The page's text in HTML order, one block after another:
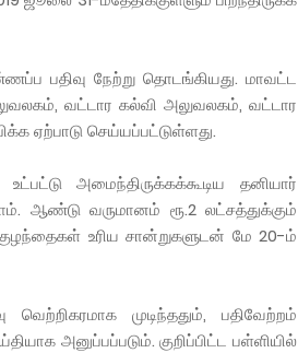
பதிவு நேற்று தொடங்கியது. மாவட்ட
வட்டார கல்வி அலுவலகம், வட்டார
செய்யப்பட்டுள்ளது.
அமைந்திருக்கக்கூடிய தனியார்
ஆண்டு வருமானம் ரூ.2 லட்சத்துக்கும்
உரிய சான்றுகளுடன் மே 20-ம்
முடிந்ததும், பதிவேற்றம்
அனுப்பப்படும். குறிப்பிட்ட பள்ளியில்